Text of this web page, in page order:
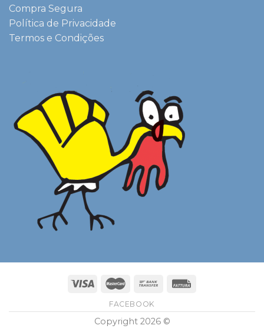
Compra Segura
Política de Privacidade
Termos e Condições
FACEBOOK
Copyright 2026 ©